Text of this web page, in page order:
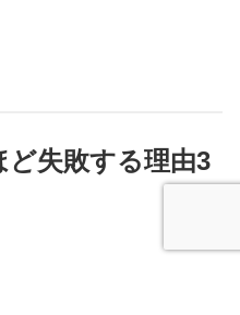
ど失敗する理由3